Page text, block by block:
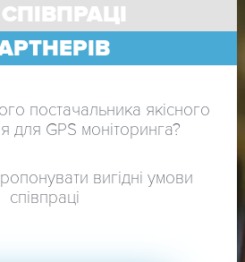
постачальника якісного
для GPS моніторинга?
вигідні умови
співпраці